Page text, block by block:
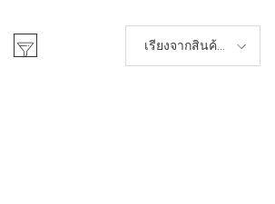
เรียงจากสินค้า
ใหม่-เก่า